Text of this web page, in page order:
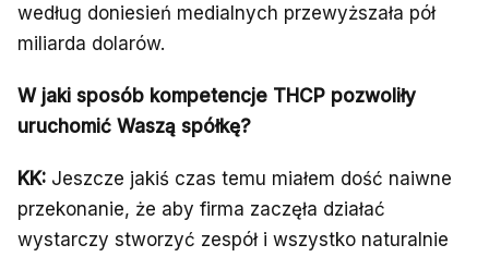
według doniesień medialnych przewyższała pół
miliarda dolarów.
W jaki sposób kompetencje THCP pozwoliły
uruchomić Waszą spółkę?
KK: Jeszcze jakiś czas temu miałem dość naiwne
przekonanie, że aby firma zaczęła działać
wystarczy stworzyć zespół i wszystko naturalnie